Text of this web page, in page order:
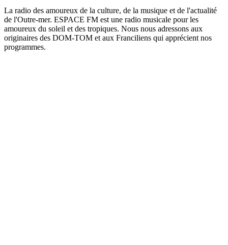
La radio des amoureux de la culture, de la musique et de l'actualité
de l'Outre-mer. ESPACE FM est une radio musicale pour les
amoureux du soleil et des tropiques. Nous nous adressons aux
originaires des DOM-TOM et aux Franciliens qui apprécient nos
programmes.